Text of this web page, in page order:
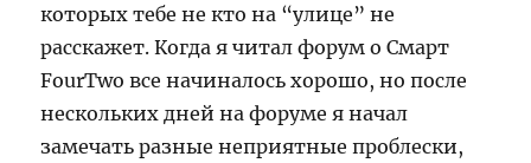
которых тебе не кто на “улице” не
расскажет. Когда я читал форум о Смарт
FourTwo все начиналось хорошо, но после
нескольких дней на форуме я начал
замечать разные неприятные проблески,